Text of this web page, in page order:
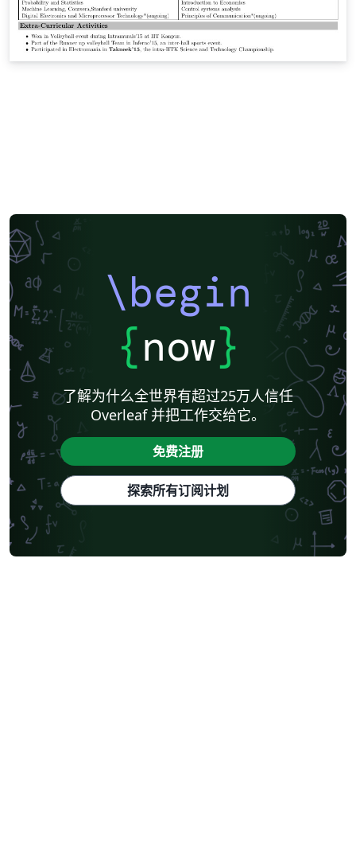
\begin
{now}
了解为什么全世界有超过25万人信任
Overleaf 并把工作交给它。
免费注册
探索所有订阅计划